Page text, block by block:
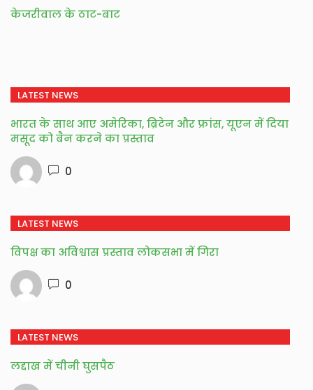
केजरीवाल के ठाट-बाट
LATEST NEWS
भारत के साथ आए अमेरिका, ब्रिटेन और फ्रांस, यूएन में दिया
मसूद को बैन करने का प्रस्ताव
0
LATEST NEWS
विपक्ष का अविश्वास प्रस्ताव लोकसभा में गिरा
0
LATEST NEWS
लद्दाख में चीनी घुसपैठ